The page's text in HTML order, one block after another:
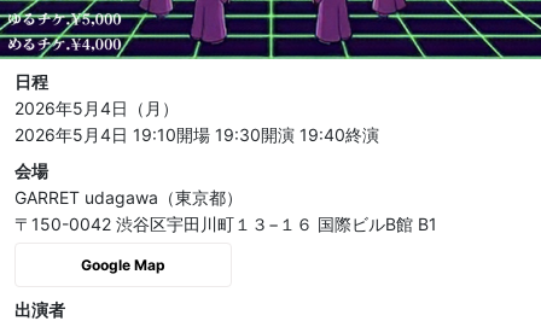
日程
2026年5月4日（月）
2026年5月4日 19:10開場 19:30開演 19:40終演
会場
GARRET udagawa（東京都）
〒150-0042 渋谷区宇田川町１３−１６ 国際ビルB館 B1
Google Map
出演者